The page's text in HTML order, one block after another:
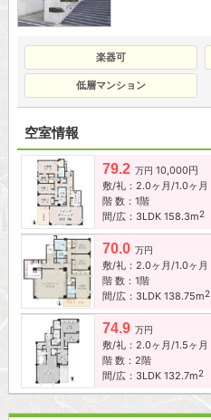
楽器可
低層マンション
空室情報
79.2 万円 10,000円
敷/礼：2.0ヶ月/1.0ヶ月
階 数：1階
間/広：3LDK 158.3m2
70.0 万円
敷/礼：2.0ヶ月/1.0ヶ月
階 数：1階
間/広：3LDK 138.75m2
74.9 万円
敷/礼：2.0ヶ月/1.5ヶ月
階 数：2階
間/広：3LDK 132.7m2